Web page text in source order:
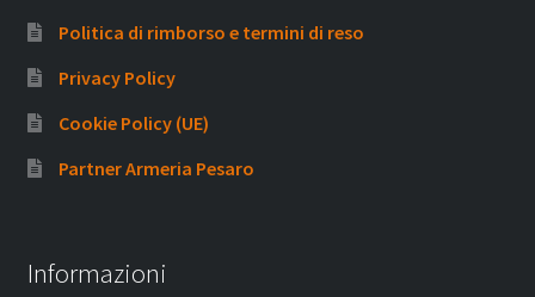
Politica di rimborso e termini di reso
Privacy Policy
Cookie Policy (UE)
Partner Armeria Pesaro
Informazioni